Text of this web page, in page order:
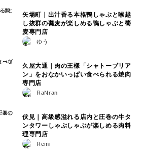
矢場町｜出汁香る本格鴨しゃぶと喉越
し抜群の蕎麦が楽しめる鴨しゃぶと蕎
麦専門店
ゆう
久屋大通｜肉の王様「シャトーブリア
ン」をおなかいっぱい食べられる焼肉
専門店
RaNran
伏見｜高級感溢れる店内と圧巻の牛タ
ンタワーしゃぶしゃぶが楽しめる肉料
理専門店
Remi